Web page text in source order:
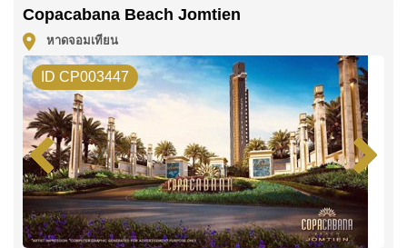
ติดต่อ Cornerstone Real Estate โทร +6638411250
หรือ อีเมลinfo@cornerstone.co.th
WhatsApp ของสำนักงาน:+66807945904และ LINE:
@cornerstonepattaya
Copacabana Beach Jomtien
หาดจอมเทียน
ID CP003447